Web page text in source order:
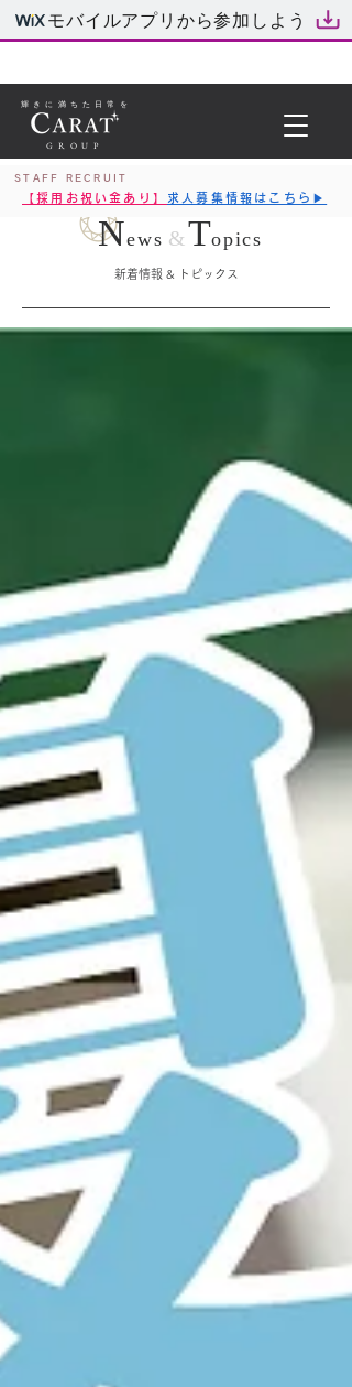
モバイルアプリから参加しよう
輝きに満ちた日常を
GROUP
STAFF RECRUIT
【採用お祝い金あり】 求人募集情報はこちら▶︎
News &Topics
新着情報 & トピックス